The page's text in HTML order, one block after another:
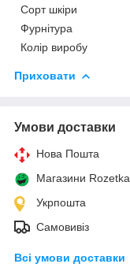
Сорт шкіри
Фурнітура
Колір виробу
Приховати
Умови доставки
Нова Пошта
Магазини Rozetka
Укрпошта
Самовивіз
Всі умови доставки